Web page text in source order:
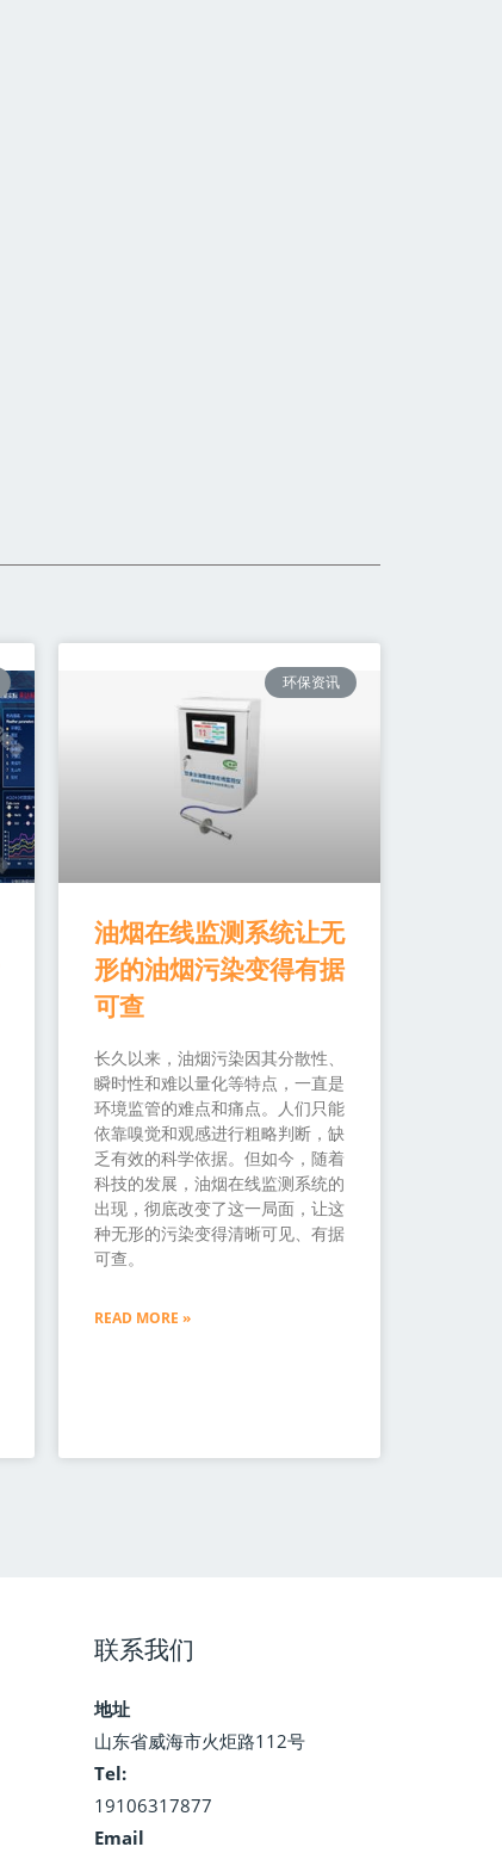
环保资讯
油烟在线监测系统让无
形的油烟污染变得有据
可查
长久以来，油烟污染因其分散性、
瞬时性和难以量化等特点，一直是
环境监管的难点和痛点。人们只能
依靠嗅觉和观感进行粗略判断，缺
乏有效的科学依据。但如今，随着
科技的发展，油烟在线监测系统的
出现，彻底改变了这一局面，让这
种无形的污染变得清晰可见、有据
可查。
READ MORE »
联系我们
地址
山东省威海市火炬路112号
Tel:
19106317877
Email